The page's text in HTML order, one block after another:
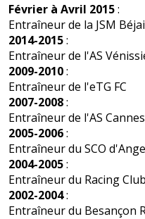
Février à Avril 2015:
Entraîneur de la JSM
2014-2015:
Entraîneur de l'AS
2009-2010:
Entraîneur de l'eTG FC
2007-2008:
Entraîneur de l'AS Cannes
2005-2006:
Entraîneur du SCO
2004-2005:
Entraîneur du Racing
2002-2004:
Entraîneur du Besançon